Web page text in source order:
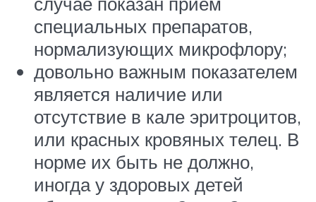
специальных препаратов,
нормализующих микрофлору;
довольно важным показателем
является наличие или
отсутствие в кале эритроцитов,
или красных кровяных телец. В
норме их быть не должно,
иногда у здоровых детей